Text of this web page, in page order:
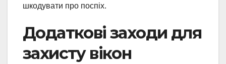
шкодувати про поспіх.
Додаткові заходи для
захисту вікон